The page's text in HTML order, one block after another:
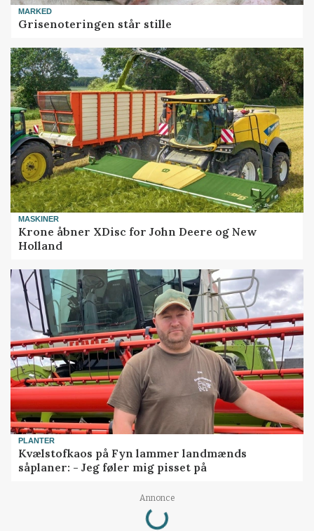
MARKED
Grisenoteringen står stille
MASKINER
Krone åbner XDisc for John Deere og New
Holland
PLANTER
Kvælstofkaos på Fyn lammer landmænds
såplaner: - Jeg føler mig pisset på
Annonce
Loading...